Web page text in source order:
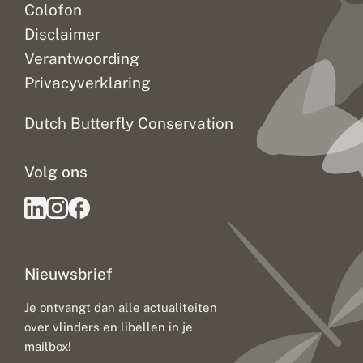
Colofon
Disclaimer
Verantwoording
Privacyverklaring
Dutch Butterfly Conservation
Nieuwsbrief
Je ontvangt dan alle actualiteiten
over vlinders en libellen in je
mailbox!
Volg ons